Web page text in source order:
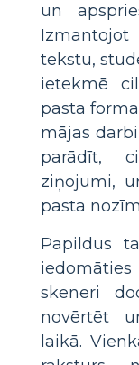
un
Izmantojot
tekstu,
ietekmē
pasta
mājas
parādīt,
ziņojumi,
pasta
Papildus
skeneri
novērtēt
laikā.